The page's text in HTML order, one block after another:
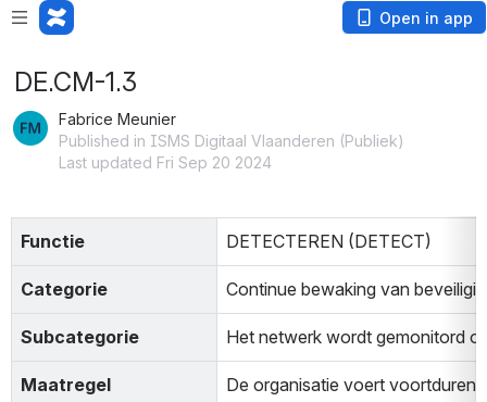
Open in app
DE.CM-1.3
Fabrice Meunier
Published in ISMS Digitaal Vlaanderen (Publiek)
Last updated Fri Sep 20 2024
Functie DETECTEREN (DETECT)
Categorie Continue bewaking van
Subcategorie Het netwerk wordt gemonitord
Maatregel
De organisatie voert